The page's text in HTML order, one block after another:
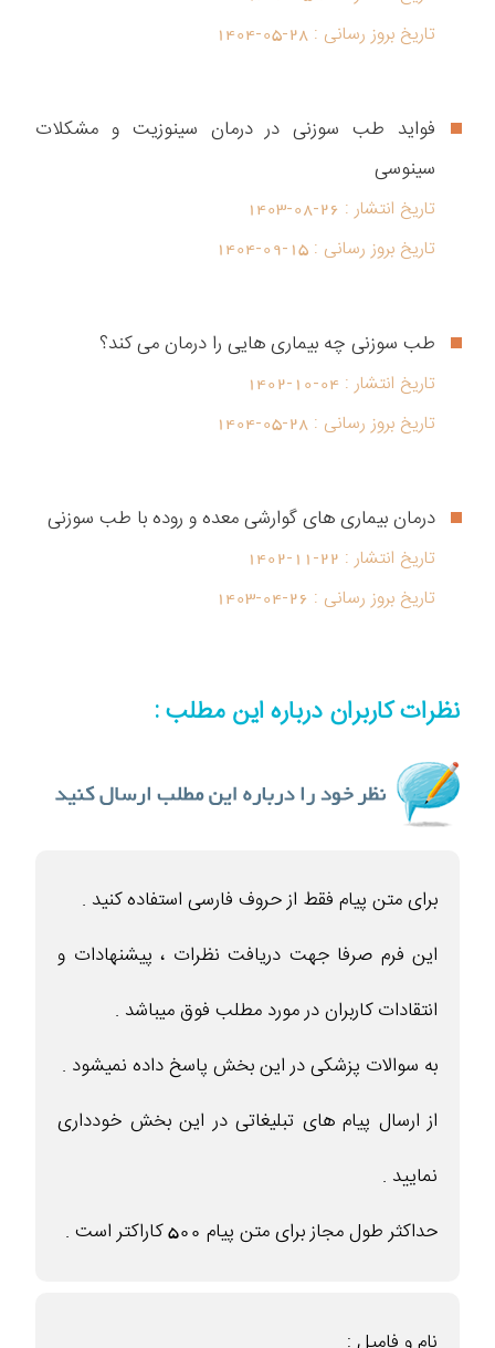
تاریخ بروز رسانی : 1404-05-28
فواید طب سوزنی در درمان سینوزیت و مشکلات
سینوسی
تاریخ انتشار : 1403-08-26
تاریخ بروز رسانی : 1404-09-15
طب سوزنی چه بیماری هایی را درمان می کند؟
تاریخ انتشار : 1402-10-04
تاریخ بروز رسانی : 1404-05-28
درمان بیماری های گوارشی معده و روده با طب سوزنی
تاریخ انتشار : 1402-11-22
تاریخ بروز رسانی : 1403-04-26
نظرات کاربران درباره این مطلب :
برای متن پیام فقط از حروف فارسی استفاده کنید .
این فرم صرفا جهت دریافت نظرات ، پیشنهادات و
انتقادات کاربران در مورد مطلب فوق میباشد .
به سوالات پزشکی در این بخش پاسخ داده نمیشود .
از ارسال پیام های تبلیغاتی در این بخش خودداری
نمایید .
حداکثر طول مجاز برای متن پیام 500 کاراکتر است .
نام و فامیل :